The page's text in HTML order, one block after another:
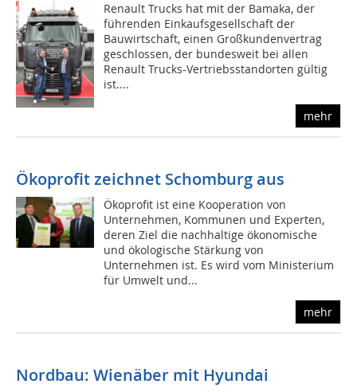
Renault Trucks hat mit der Bamaka, der
führenden Einkaufsgesellschaft der
Bauwirtschaft, einen Großkundenvertrag
geschlossen, der bundesweit bei allen
Renault Trucks-Vertriebsstandorten gültig
ist....
mehr
Ökoprofit zeichnet Schomburg aus
Ökoprofit ist eine Kooperation von
Unternehmen, Kommunen und Experten,
deren Ziel die nachhaltige ökonomische
und ökologische Stärkung von
Unternehmen ist. Es wird vom Ministerium
für Umwelt und...
mehr
Nordbau: Wienäber mit Hyundai